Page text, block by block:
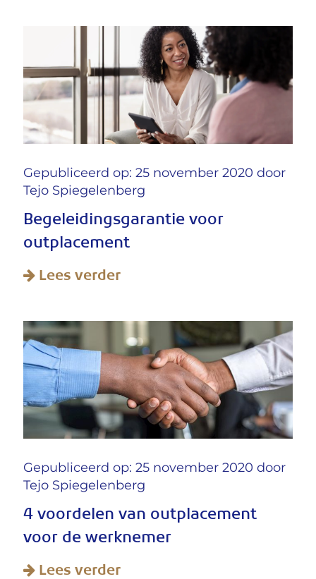
Gepubliceerd op: 25 november 2020 door
Tejo Spiegelenberg
Begeleidingsgarantie voor
outplacement
Lees verder
Gepubliceerd op: 25 november 2020 door
Tejo Spiegelenberg
4 voordelen van outplacement
voor de werknemer